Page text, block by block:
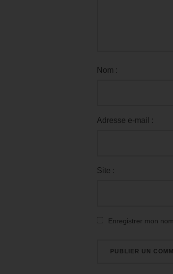
Nom :
Adresse e-mail :
Site :
Enregistrer mon